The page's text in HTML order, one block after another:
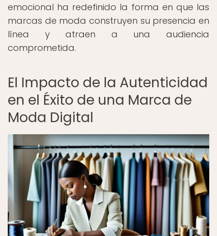
emocional ha redefinido la forma en que las
marcas de moda construyen su presencia en
línea y atraen a una audiencia
comprometida.
El Impacto de la Autenticidad
en el Éxito de una Marca de
Moda Digital